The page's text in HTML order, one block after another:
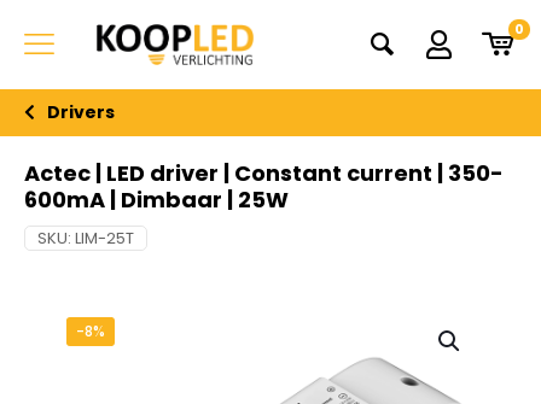
0
Drivers
Actec | LED driver | Constant current | 350-
600mA | Dimbaar | 25W
SKU: LIM-25T
-8%